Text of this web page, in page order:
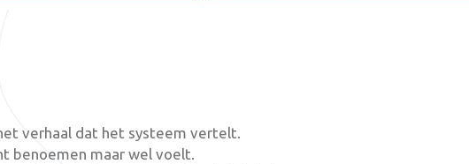
verhaal dat het systeem vertelt.
benoemen maar wel voelt.